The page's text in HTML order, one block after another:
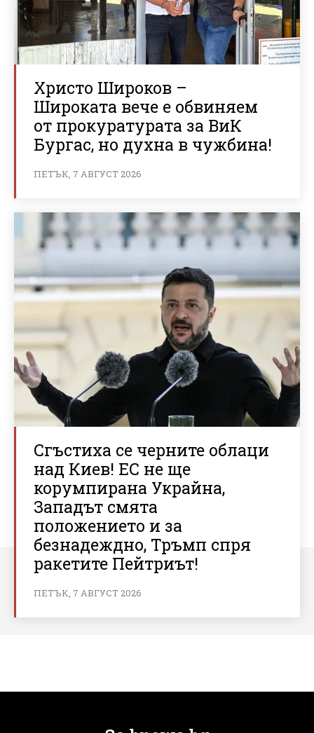
Христо Широков –
Широката вече е обвиняем
от прокуратурата за ВиК
Бургас, но духна в чужбина!
ПЕТЪК, 7 АВГУСТ 2026
Сгъстиха се черните облаци
над Киев! ЕС не ще
корумпирана Украйна,
Западът смята
положението и за
безнадеждно, Тръмп спря
ракетите Пейтриът!
ПЕТЪК, 7 АВГУСТ 2026